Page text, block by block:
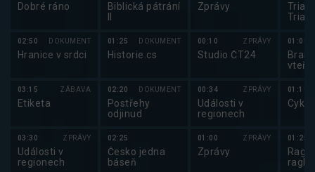
Dobré ráno
02:50 DOKUMENT
Hranice v srdci
03:15 ZÁBAVA
Etiketa
03:30 ZPRÁVY
Události v
regionech
Biblická pátrání
01:25 DOKUMENT
Historie.cs
02:20 DOKUMENT
Postřehy
odjinud
02:25
Česko jedna
báseň
Zprávy
00:10 ZPRÁVY
Studio ČT24
00:34 ZPRÁVY
Události v
regionech
01:00 ZPRÁVY
Zprávy
01:00
01:10
01:25
ragby